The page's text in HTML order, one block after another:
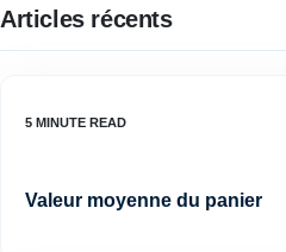
Articles récents
Valeur moyenne du panier